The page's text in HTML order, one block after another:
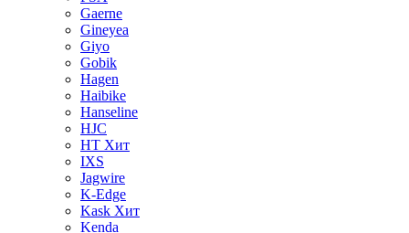
Gaerne
Gineyea
Giyo
Gobik
Hagen
Haibike
Hanseline
HJC
HT Хит
IXS
Jagwire
K-Edge
Kask Хит
Kenda